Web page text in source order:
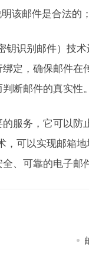
该邮件是合法的
钥识别邮件）技
定，确保邮件
断邮件的真实性。
服务，它可以
，可以实现邮箱
、可靠的电子邮